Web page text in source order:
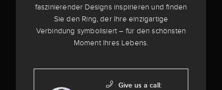
faszinierender Designs inspirieren und finden
Sie den Ring, der Ihre einzigartige
Verbindung symbolisiert – für den schönsten
Moment Ihres Lebens.
Give us a call: